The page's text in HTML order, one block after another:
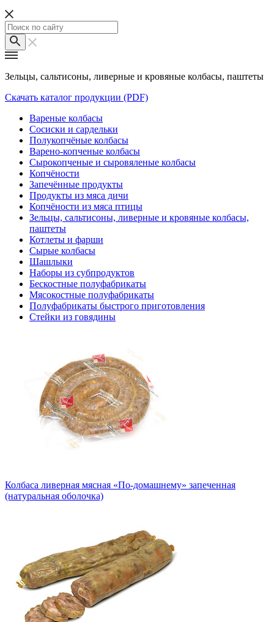
Зельцы, сальтисоны, ливерные и кровяные колбасы, паштеты
Скачать каталог продукции (PDF)
Вареные колбасы
Сосиски и сардельки
Полукопчёные колбасы
Варено-копченые колбасы
Сырокопченые и сыровяленые колбасы
Копчёности
Запечённые продукты
Продукты из мяса дичи
Копчёности из мяса птицы
Зельцы, сальтисоны, ливерные и кровяные колбасы,
паштеты
Котлеты и фарши
Сырые колбасы
Шашлыки
Наборы из субпродуктов
Бескостные полуфабрикаты
Мясокостные полуфабрикаты
Полуфабрикаты быстрого приготовления
Стейки из говядины
Колбаса ливерная мясная «По-домашнему» запеченная
(натуральная оболочка)